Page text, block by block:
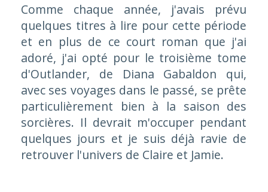
Comme chaque année, j'avais prévu
quelques titres à lire pour cette période
et en plus de ce court roman que j'ai
adoré, j'ai opté pour le troisième tome
d'Outlander, de Diana Gabaldon qui,
avec ses voyages dans le passé, se prête
particulièrement bien à la saison des
sorcières. Il devrait m'occuper pendant
quelques jours et je suis déjà ravie de
retrouver l'univers de Claire et Jamie.